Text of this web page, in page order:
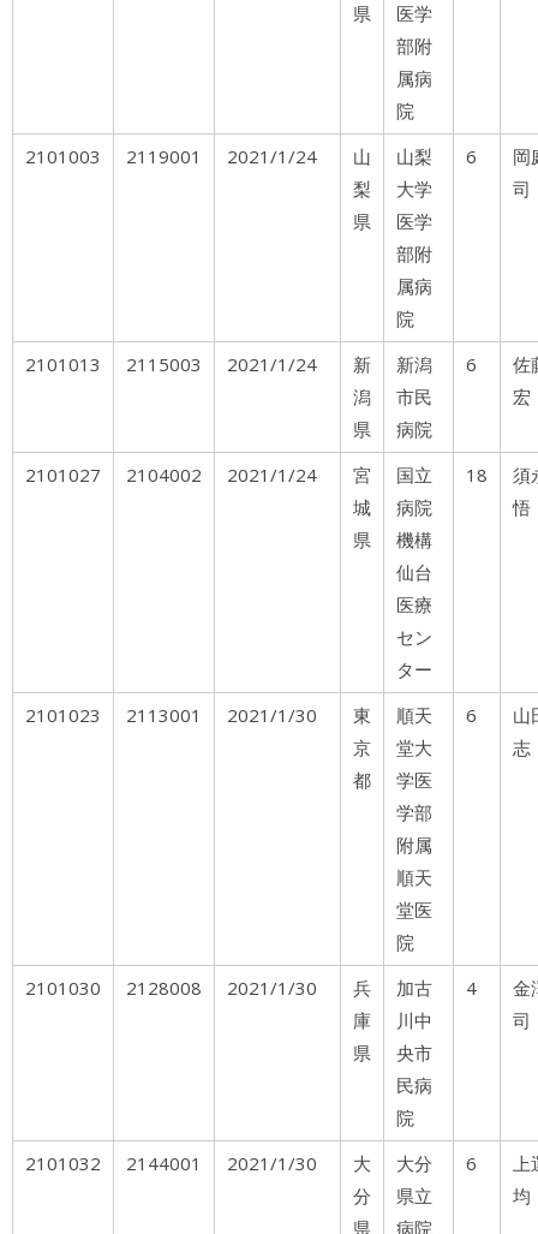
県
医学
部附
属病
院
2101003 2119001 2021/1/24
山
梨
県
山梨
大学
医学
部附
属病
院
6
岡
司
2101013 2115003 2021/1/24
新
潟
県
新潟
市民
病院
6
佐
宏
2101027 2104002 2021/1/24
宮
城
県
国立
病院
機構
仙台
医療
セン
ター
18
悟
2101023 2113001 2021/1/30
東
京
都
順天
堂大
学医
学部
附属
順天
堂医
院
6
山
志
2101030 2128008 2021/1/30
兵
庫
県
加古
川中
央市
民病
院
4
金
司
2101032 2144001 2021/1/30
大
分
県
大分
県立
病院
6
上
均